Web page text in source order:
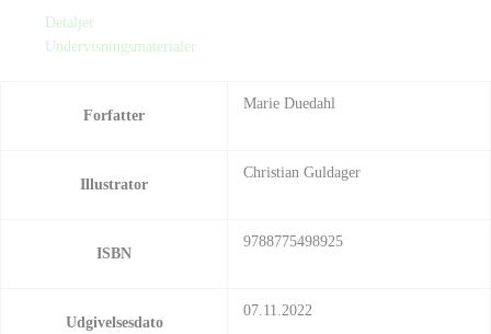
Detaljer
Undervisningsmaterialer
Forfatter
Marie Duedahl
Illustrator
Christian Guldager
ISBN
9788775498925
Udgivelsesdato
07.11.2022